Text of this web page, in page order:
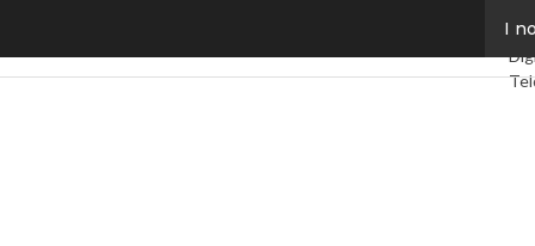
I
competition, net neutrality e copyright”